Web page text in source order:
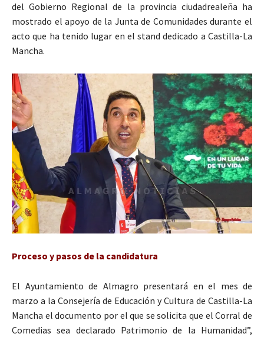
del Gobierno Regional de la provincia ciudadrealeña ha
mostrado el apoyo de la Junta de Comunidades durante el
acto que ha tenido lugar en el stand dedicado a Castilla-La
Mancha.
Proceso y pasos de la candidatura
El Ayuntamiento de Almagro presentará en el mes de
marzo a la Consejería de Educación y Cultura de Castilla-La
Mancha el documento por el que se solicita que el Corral de
Comedias sea declarado Patrimonio de la Humanidad”,